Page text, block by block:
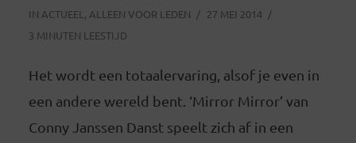
IN ACTUEEL , ALLEEN VOOR LEDEN
27 MEI 2014
3 MINUTEN LEESTIJD
Het wordt een totaalervaring, alsof je even in
een andere wereld bent. ‘Mirror Mirror’ van
Conny Janssen Danst speelt zich af in een